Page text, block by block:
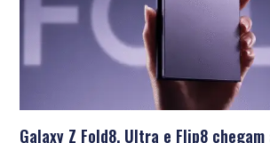
Galaxy Z Fold8, Ultra e Flip8